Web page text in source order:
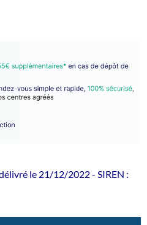
le 21/12/2022 - SIREN :